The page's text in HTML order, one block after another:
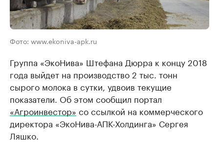
Фото: www.ekoniva-apk.ru
Группа «ЭкоНива» Штефана Дюрра к концу 2018
года выйдет на производство 2 тыс. тонн
сырого молока в сутки, удвоив текущие
показатели. Об этом сообщил портал
«Агроинвестор» со ссылкой на коммерческого
директора «ЭкоНива-АПК-Холдинга» Сергея
Ляшко.